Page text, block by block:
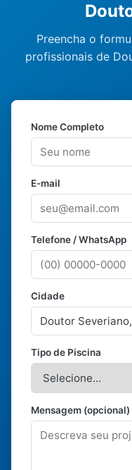
Preencha o
profissionais de
Nome Completo
E-mail
Telefone / WhatsApp
Cidade
Tipo de Piscina
Mensagem (opcional)